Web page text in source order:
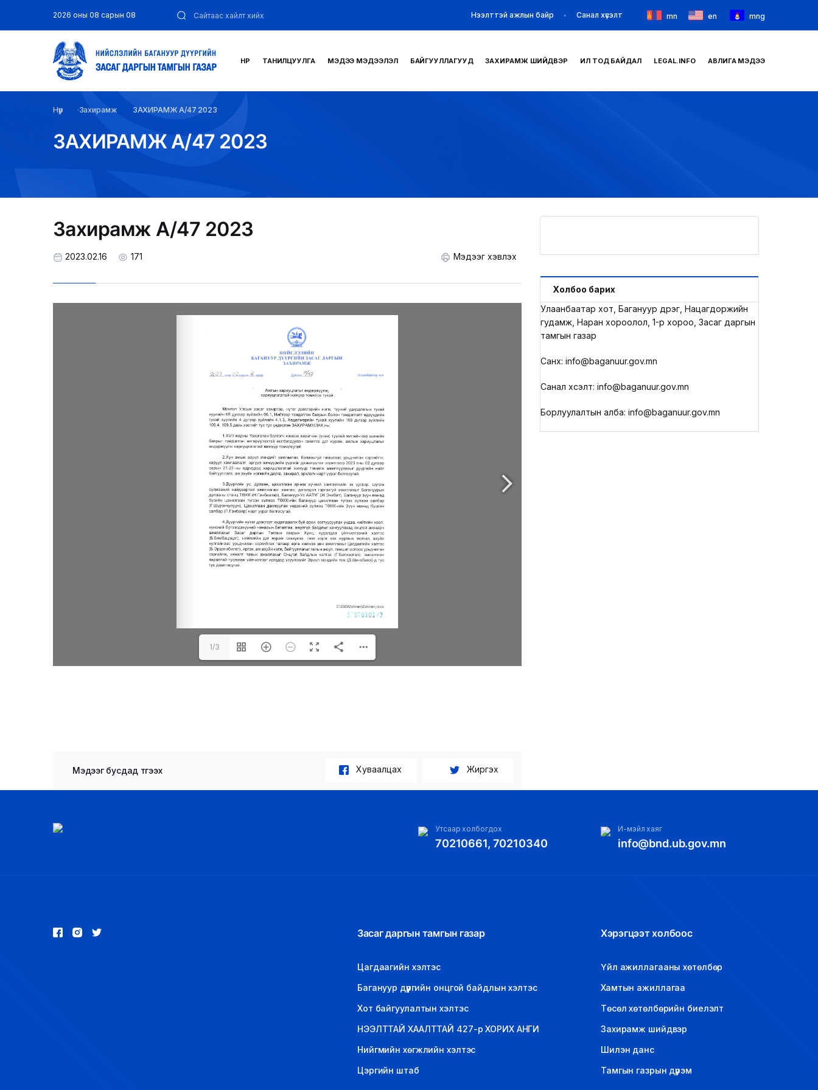
ИЛ ТОД БАЙДАЛ
АВЛИГА МЭДЭЭ
2026 оны 08 сарын 08 Нээлттэй ажлын байр Санал хүсэлт mn en mng
НҮҮР ТАНИЛЦУУЛГА МЭДЭЭ МЭДЭЭЛЭЛ БАЙГУУЛЛАГУУД ЗАХИРАМЖ ШИЙДВЭР ИЛ ТОД БАЙДАЛ LEGAL.INFO АВЛИГА МЭДЭЭ
Нүүр Захирамж ЗАХИРАМЖ А/47 2023
ЗАХИРАМЖ А/47 2023
Захирамж А/47 2023
2023.02.16 171 Мэдээг хэвлэх
1/3
Мэдээг бусдад түгээх Хуваалцах Жиргэх
Холбоо барих
Улаанбаатар хот, Багануур дүүрэг, Нацагдоржийн
гудамж, Наран хороолол, 1-р хороо, Засаг даргын
тамгын газар
Санхүү: info@baganuur.gov.mn
Санал хүсэлт: info@baganuur.gov.mn
Борлуулалтын алба: info@baganuur.gov.mn
Утсаар холбогдох
70210661, 70210340
И-мэйл хаяг
info@bnd.ub.gov.mn
Засаг даргын тамгын газар
Цагдаагийн хэлтэс
Багануур дүүргийн онцгой байдлын хэлтэс
Хот байгуулалтын хэлтэс
НЭЭЛТТАЙ ХААЛТТАЙ 427-р ХОРИХ АНГИ
Нийгмийн хөгжлийн хэлтэс
Цэргийн штаб
Хэрэгцээт холбоос
Үйл ажиллагааны хөтөлбөр
Хамтын ажиллагаа
Төсөл хөтөлбөрийн биелэлт
Захирамж шийдвэр
Шилэн данс
Тамгын газрын дүрэм